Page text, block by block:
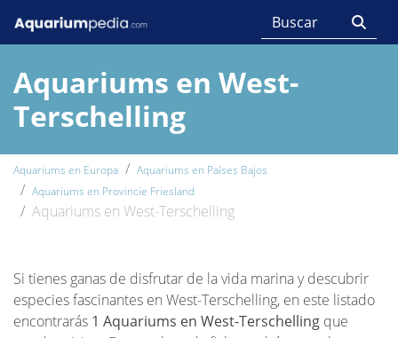
Aquariums en West-
Terschelling
Aquariums en Europa
Aquariums en Países Bajos
Aquariums en Provincie Friesland
Aquariums en West-Terschelling
Si tienes ganas de disfrutar de la vida marina y descubrir
especies fascinantes en West-Terschelling, en este listado
encontrarás 1 Aquariums en West-Terschelling que